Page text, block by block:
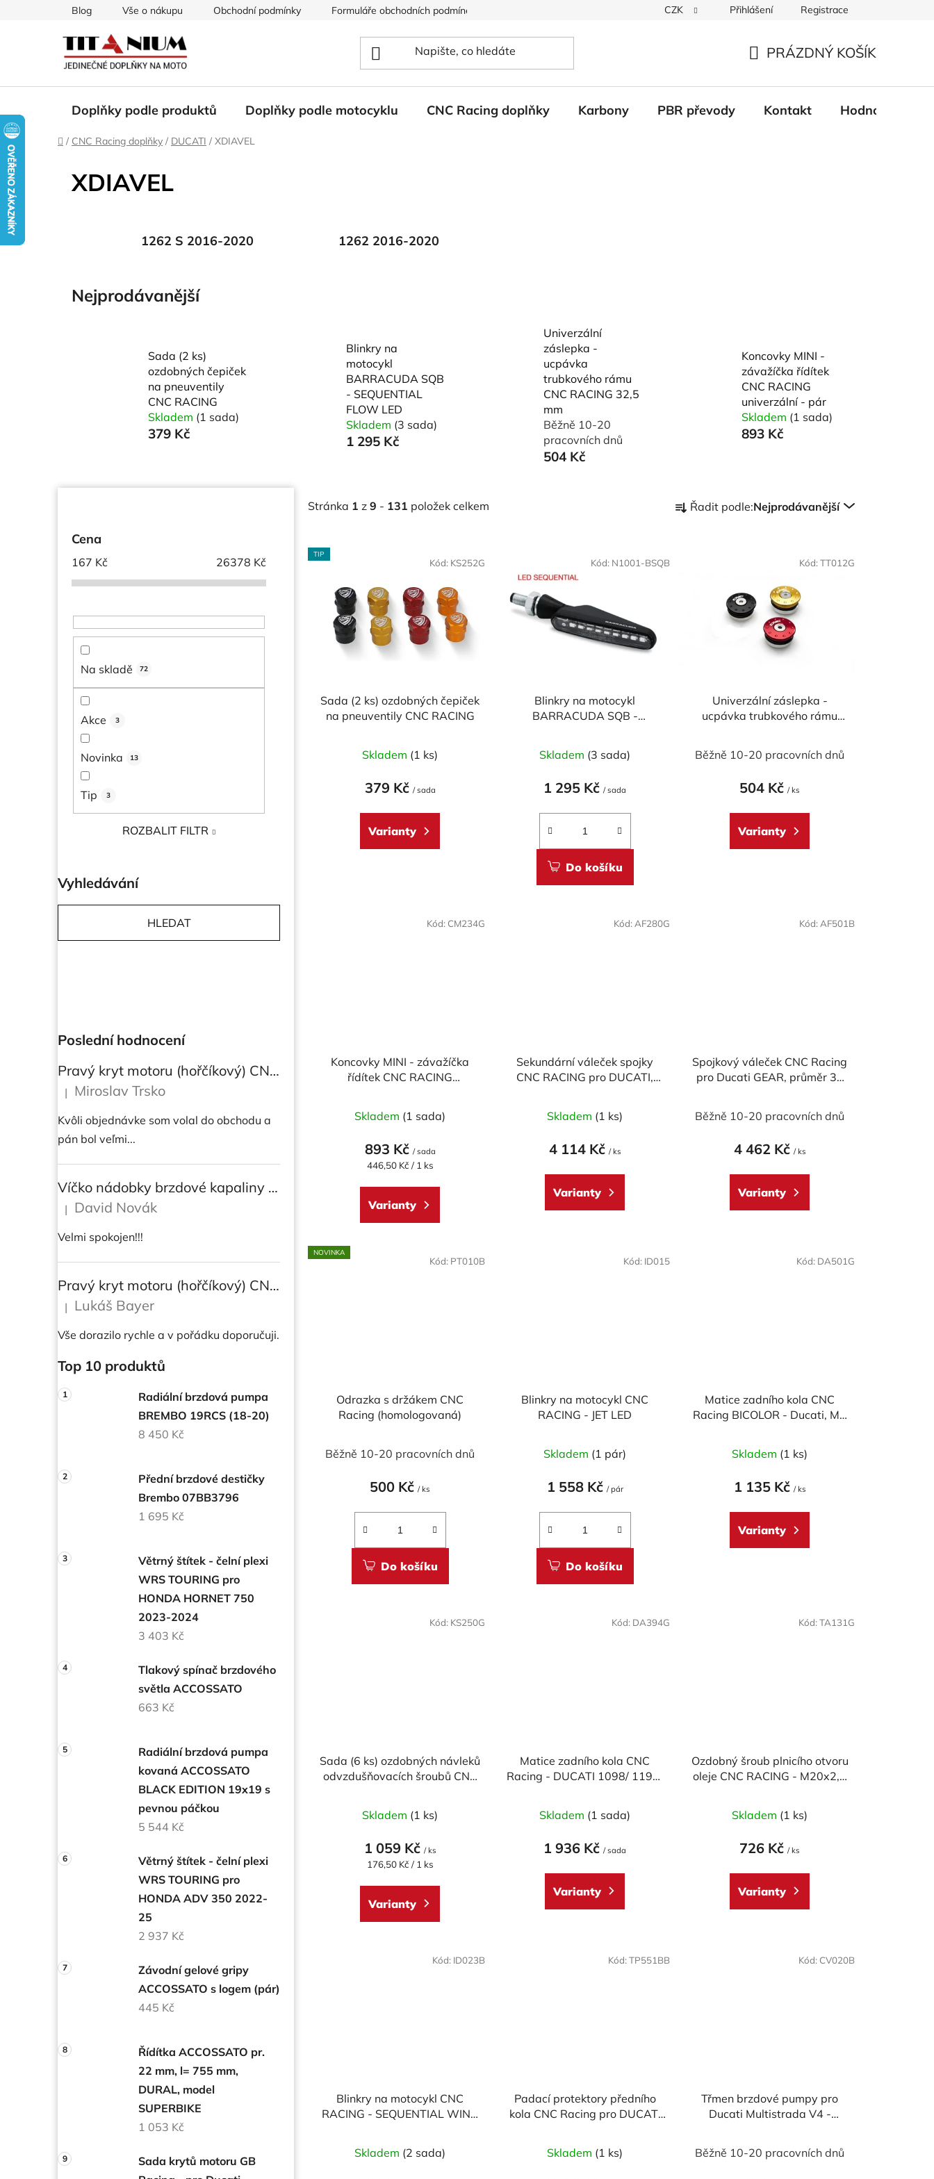
Blog Vše o nákupu Obchodní podmínky Formuláře obchodních podmínek Věrnostní systém Moje objednávka
CZK Přihlášení Registrace
KOŠÍK
PRÁZDNÝ KOŠÍK
Doplňky podle produktů Doplňky podle motocyklu CNC Racing doplňky Karbony PBR převody Kontakt Hodnocení
Domů
/ CNC Racing doplňky / DUCATI / XDIAVEL
XDIAVEL
1262 S 2016-2020 1262 2016-2020
Nejprodávanější
Sada (2 ks)
ozdobných čepiček
na pneuventily
CNC RACING
Skladem (1 sada)
379 Kč
Blinkry na
motocykl
BARRACUDA SQB
- SEQUENTIAL
FLOW LED
Skladem (3 sada)
1 295 Kč
Univerzální
záslepka -
ucpávka
trubkového rámu
CNC RACING 32,5
mm
Běžně 10-20
pracovních dnů
504 Kč
Koncovky MINI -
závažíčka řídítek
CNC RACING
univerzální - pár
Skladem (1 sada)
893 Kč
Cena
167 Kč 26378 Kč
Na skladě 72
Akce 3
Novinka 13
Tip 3
ROZBALIT FILTR
Vyhledávání
HLEDAT
Poslední hodnocení
Pravý kryt motoru (hořčíkový) CNC RACING pro instalaci transparetního krytu spojky pro Ducati Streetfighter V4/V4S
Hodnocení produktu je 5 z 5 hvězdiček.
| Miroslav Trsko
Kvôli objednávke som volal do obchodu a
pán bol veľmi...
Víčko nádobky brzdové kapaliny CNC Racing - BICOLOR
Hodnocení produktu je 5 z 5 hvězdiček.
| David Novák
Velmi spokojen!!!
Pravý kryt motoru (hořčíkový) CNC RACING pro instalaci transparetního krytu spojky pro DUCATI Multistrada/ Diavel V4/ V4S
Hodnocení produktu je 5 z 5 hvězdiček.
| Lukáš Bayer
Vše dorazilo rychle a v pořádku doporučuji.
Top 10 produktů
Radiální brzdová pumpa
BREMBO 19RCS (18-20)
8 450 Kč
Přední brzdové destičky
Brembo 07BB3796
1 695 Kč
Větrný štítek - čelní plexi
WRS TOURING pro
HONDA HORNET 750
2023-2024
3 403 Kč
Tlakový spínač brzdového
světla ACCOSSATO
663 Kč
Radiální brzdová pumpa
kovaná ACCOSSATO
BLACK EDITION 19x19 s
pevnou páčkou
5 544 Kč
Větrný štítek - čelní plexi
WRS TOURING pro
HONDA ADV 350 2022-
25
2 937 Kč
Závodní gelové gripy
ACCOSSATO s logem (pár)
445 Kč
Řídítka ACCOSSATO pr.
22 mm, l= 755 mm,
DURAL, model
SUPERBIKE
1 053 Kč
Sada krytů motoru GB
Stránka 1 z 9 - 131 položek celkem
a Řadit podle:Nejprodávanější
V
ý
TIP
Sada (2 ks) ozdobných čepiček
na pneuventily CNC RACING
hodnocení
produktu
z
Skladem (1 ks)
379 Kč / sada
Varianty
Kód: KS252G
Blinkry na motocykl
BARRACUDA SQB -
Skladem (3 sada)
1 295 Kč/ sada
Do košíku
Kód: N1001-BSQB
Univerzální záslepka -
ucpávka trubkového rámu
Běžně 10-20 pracovních dnů
504 Kč/ ks
Varianty
Kód: TT012G
Koncovky MINI - závažíčka
řídítek CNC RACING
Skladem (1 sada)
893 Kč / sada
Měrná
446,50 Kč / 1 ks
Varianty
Kód: CM234G
Sekundární váleček spojky
CNC RACING pro DUCATI,
hodnocení
produktu
z
Skladem (1 ks)
4 114 Kč / ks
Varianty
Kód:AF280G
Spojkový váleček CNC Racing
pro Ducati GEAR, průměr 30
Běžně 10-20 pracovních dnů
4 462 Kč / ks
Varianty
Kód:AF501B
NOVINKA
Odrazka s držákem CNC
Racing (homologovaná)
Běžně 10-20 pracovních dnů
500 Kč/ ks
Do košíku
Kód: PT010B
Blinkry na motocykl CNC
RACING - JET LED
Skladem (1 pár)
1 558 Kč / pár
Do košíku
Kód: ID015
Matice zadního kola CNC
Racing BICOLOR - Ducati, MV
Skladem (1 ks)
1 135 Kč / ks
Varianty
Kód: DA501G
Sada (6 ks) ozdobných návleků
odvzdušňovacích šroubů CNC
hodnocení
produktu
je
Skladem (1 ks)
1 059 Kč / ks
Měrná
176,50 Kč / 1 ks
Varianty
Kód: KS250G
Matice zadního kola CNC
Racing - DUCATI 1098/ 1198/
Multistrada (sada)
Skladem (1 sada)
1 936 Kč/ sada
Varianty
Kód: DA394G
Ozdobný šroub plnicího otvoru
oleje CNC RACING - M20x2,5
hodnocení
produktu
5,0
z
Skladem (1 ks)
726 Kč/ ks
Varianty
Kód: TA131G
Blinkry na motocykl CNC
RACING - SEQUENTIAL WING
Skladem (2 sada)
Kód: ID023B
Padací protektory předního
kola CNC Racing pro DUCATI
Skladem (1 ks)
Kód: TP551BB
Třmen brzdové pumpy pro
Ducati Multistrada V4 -
Běžně 10-20 pracovních dnů
Kód: CV020B